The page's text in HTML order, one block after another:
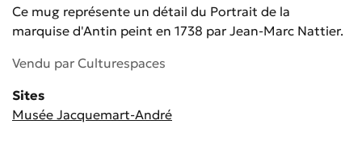
Ce mug représente un détail du Portrait de la
marquise d'Antin peint en 1738 par Jean-Marc Nattier.
Vendu par Culturespaces
Sites
Musée Jacquemart-André